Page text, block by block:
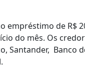
empréstimo de R$
do mês. Os
Santander, Banco